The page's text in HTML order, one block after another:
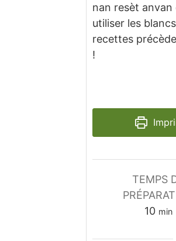
nan resèt
utiliser les
recettes
!
TEMPS
10 min